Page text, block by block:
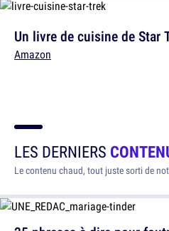
Un livre de cuisine de Star
Amazon
LES DERNIERS
Le contenu chaud, tout juste sorti de